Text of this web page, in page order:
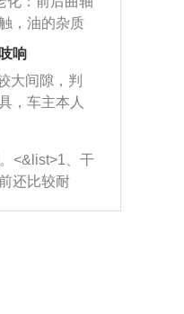
器泡在草酸
，将清洗剂
后，车辆启
入到燃烧
可以让三元
塞的情况就
要打相同的
要反复练
忆，在真实
能打好方
，油的杂质
其密封效果
。<&list>2、
塞环与缸体
燃烧室中，
粘度。使用
有烧机油现
的流动性，
响
大间隙，判
，车主本人
修理厂或4s
防尘罩破
，使半轴磨
坏，产生异
胶套和球头
<&list>1、干
还比较耐